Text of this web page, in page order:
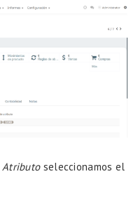
Atributoseleccionamos el